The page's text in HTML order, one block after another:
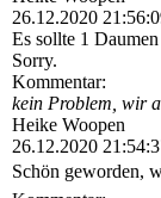
26.12.2020
Es sollte 1
Sorry.
Kommentar:
kein Problem, wir
Heike Woopen
26.12.2020
Schön geworden,